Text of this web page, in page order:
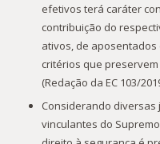
efetivos terá caráter
contribuição do
ativos, de
critérios que
(Redação da EC 103/
Considerando
vinculantes do